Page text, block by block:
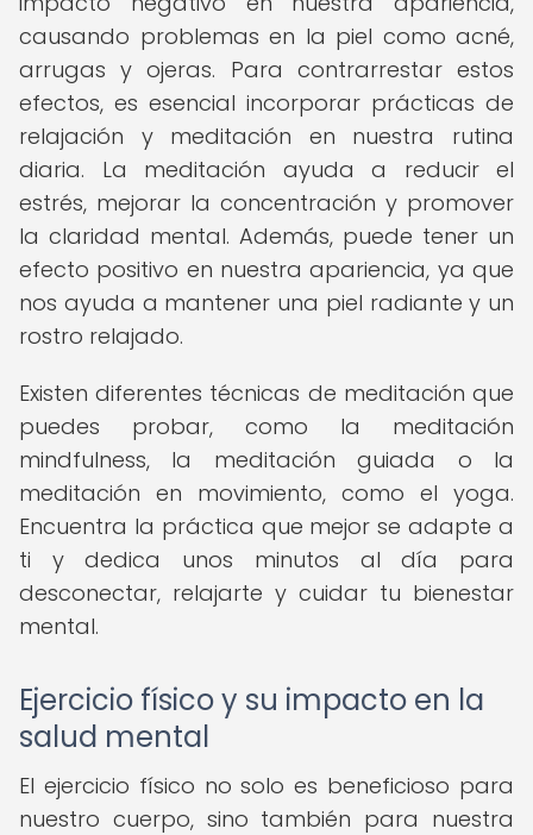
causando problemas en la piel como acné,
arrugas y ojeras. Para contrarrestar estos
efectos, es esencial incorporar prácticas de
relajación y meditación en nuestra rutina
diaria. La meditación ayuda a reducir el
estrés, mejorar la concentración y promover
la claridad mental. Además, puede tener un
efecto positivo en nuestra apariencia, ya que
nos ayuda a mantener una piel radiante y un
rostro relajado.
Existen diferentes técnicas de meditación que
puedes probar, como la meditación
mindfulness, la meditación guiada o la
meditación en movimiento, como el yoga.
Encuentra la práctica que mejor se adapte a
ti y dedica unos minutos al día para
desconectar, relajarte y cuidar tu bienestar
mental.
Ejercicio físico y su impacto en la
salud mental
El ejercicio físico no solo es beneficioso para
nuestro cuerpo, sino también para nuestra